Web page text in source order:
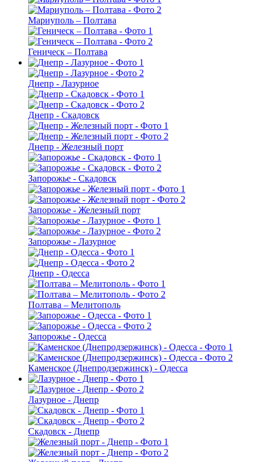
Мариуполь – Полтава
Геническ – Полтава
Днепр - Лазурное
Днепр - Скадовск
Днепр - Железный порт
Запорожье - Скадовск
Запорожье - Железный порт
Запорожье - Лазурное
Днепр - Одесса
Полтава – Мелитополь
Запорожье - Одесса
Каменское (Днепродзержинск) - Одесса
Лазурное - Днепр
Скадовск - Днепр